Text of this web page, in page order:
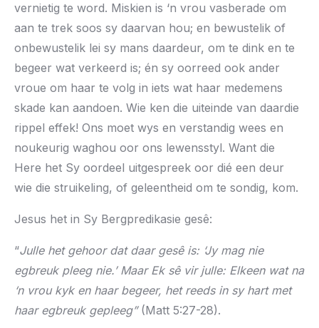
vernietig te word. Miskien is ‘n vrou vasberade om
aan te trek soos sy daarvan hou; en bewustelik of
onbewustelik lei sy mans daardeur, om te dink en te
begeer wat verkeerd is; én sy oorreed ook ander
vroue om haar te volg in iets wat haar medemens
skade kan aandoen. Wie ken die uiteinde van daardie
rippel effek! Ons moet wys en verstandig wees en
noukeurig waghou oor ons lewensstyl. Want die
Here het Sy oordeel uitgespreek oor dié een deur
wie die struikeling, of geleentheid om te sondig, kom.
Jesus het in Sy Bergpredikasie gesê:
“Julle het gehoor dat daar gesê is: ‘Jy mag nie
egbreuk pleeg nie.’ Maar Ek sê vir julle: Elkeen wat na
‘n vrou kyk en haar begeer, het reeds in sy hart met
haar egbreuk gepleeg”(Matt 5:27-28).